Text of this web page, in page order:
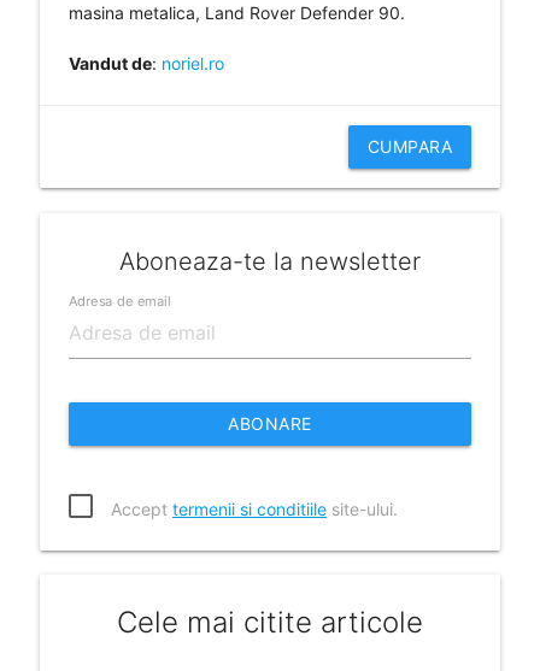
masina metalica, Land Rover Defender 90.
Vandut de: noriel.ro
CUMPARA
Aboneaza-te la newsletter
Adresa de email
ABONARE
Accept termenii si conditiilesite-ului.
Cele mai citite articole